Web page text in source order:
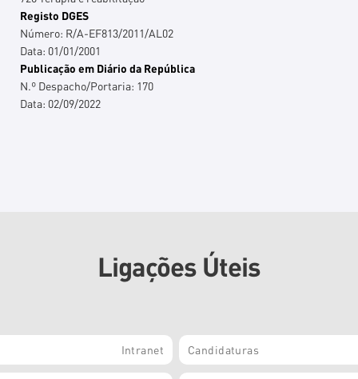
Registo DGES
Número: R/A-EF813/2011/AL02
Data: 01/01/2001
Publicação em Diário da República
N.º Despacho/Portaria: 170
Data: 02/09/2022
Ligações Úteis
Intranet Candidaturas